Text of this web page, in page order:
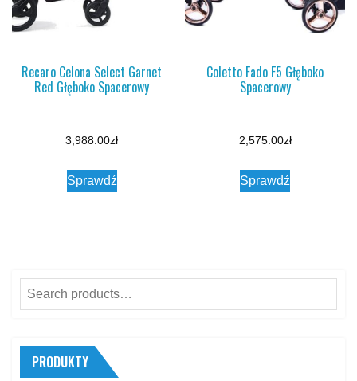
Recaro Celona Select Garnet
Red Głęboko Spacerowy
3,988.00zł
Sprawdź
Coletto Fado F5 Głęboko
Spacerowy
2,575.00zł
Sprawdź
Search
for:
PRODUKTY